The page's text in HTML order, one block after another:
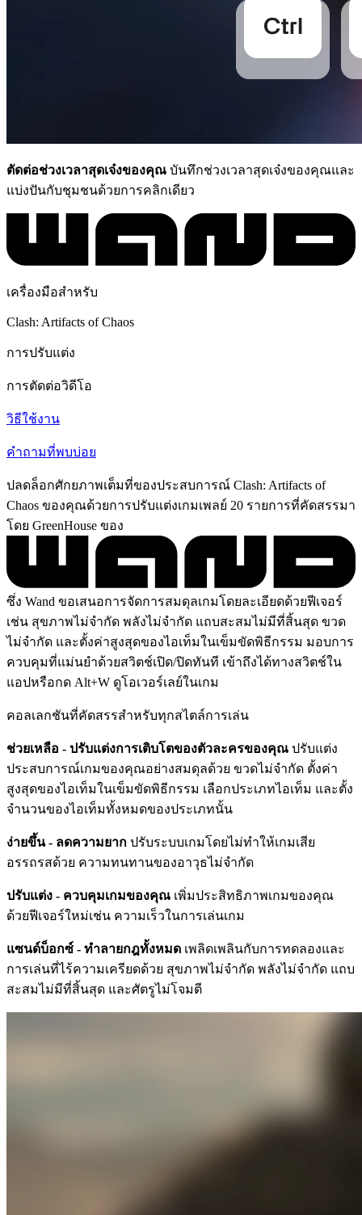
ตัดต่อช่วงเวลาสุดเจ๋งของคุณ บันทึกช่วงเวลาสุดเจ๋งของคุณและ
แบ่งปันกับชุมชนด้วยการคลิกเดียว
เครื่องมือสำหรับ
Clash: Artifacts of Chaos
การปรับแต่ง
การตัดต่อวิดีโอ
วิธีใช้งาน
คำถามที่พบบ่อย
ปลดล็อกศักยภาพเต็มที่ของประสบการณ์ Clash: Artifacts of
Chaos ของคุณด้วยการปรับแต่งเกมเพลย์ 20 รายการที่คัดสรรมา
โดย GreenHouse ของ
ซึ่ง Wand ขอเสนอการจัดการสมดุลเกมโดยละเอียดด้วยฟีเจอร์
เช่น สุขภาพไม่จำกัด พลังไม่จำกัด แถบสะสมไม่มีที่สิ้นสุด ขวด
ไม่จำกัด และตั้งค่าสูงสุดของไอเท็มในเข็มขัดพิธีกรรม มอบการ
ควบคุมที่แม่นยำด้วยสวิตช์เปิด/ปิดทันที เข้าถึงได้ทางสวิตช์ใน
แอปหรือกด Alt+W ดูโอเวอร์เลย์ในเกม
คอลเลกชันที่คัดสรรสำหรับทุกสไตล์การเล่น
ช่วยเหลือ - ปรับแต่งการเติบโตของตัวละครของคุณ ปรับแต่ง
ประสบการณ์เกมของคุณอย่างสมดุลด้วย ขวดไม่จำกัด ตั้งค่า
สูงสุดของไอเท็มในเข็มขัดพิธีกรรม เลือกประเภทไอเท็ม และตั้ง
จำนวนของไอเท็มทั้งหมดของประเภทนั้น
ง่ายขึ้น - ลดความยาก ปรับระบบเกมโดยไม่ทำให้เกมเสีย
อรรถรสด้วย ความทนทานของอาวุธไม่จำกัด
ปรับแต่ง - ควบคุมเกมของคุณ เพิ่มประสิทธิภาพเกมของคุณ
ด้วยฟีเจอร์ใหม่เช่น ความเร็วในการเล่นเกม
แซนด์บ็อกซ์ - ทำลายกฎทั้งหมด เพลิดเพลินกับการทดลองและ
การเล่นที่ไร้ความเครียดด้วย สุขภาพไม่จำกัด พลังไม่จำกัด แถบ
สะสมไม่มีที่สิ้นสุด และศัตรูไม่โจมตี